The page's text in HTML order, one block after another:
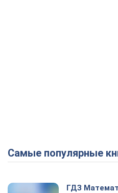
Самые популярные
ГДЗ